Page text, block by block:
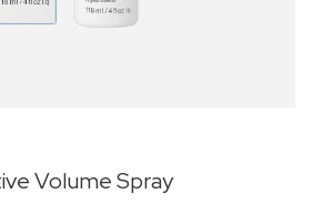
Volume Spray